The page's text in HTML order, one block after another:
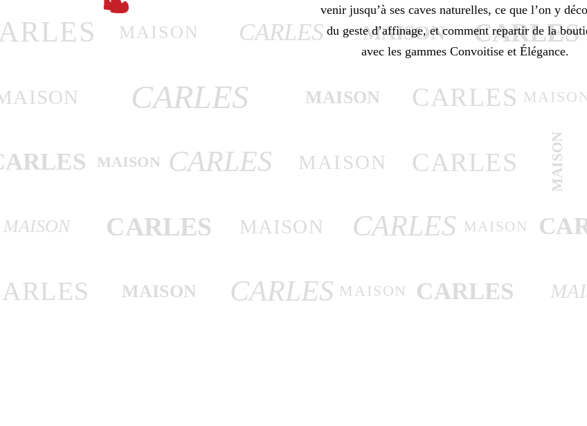
MAISON CARLES MAISON CARLES
CARLES MAISON CARLES
MAISON CARLES MAISON CARLES MAISON
MAISON CARLES MAISON CARLES MAISON
MAISON CARLES MAISON CARLES
venir jusqu’à ses caves naturelles, ce que l’on y
du geste d’affinage, et comment repartir de la
avec les gammes Convoitise et Élégance.